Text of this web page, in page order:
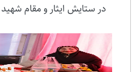
در ستایش ایثار و مقام شهید